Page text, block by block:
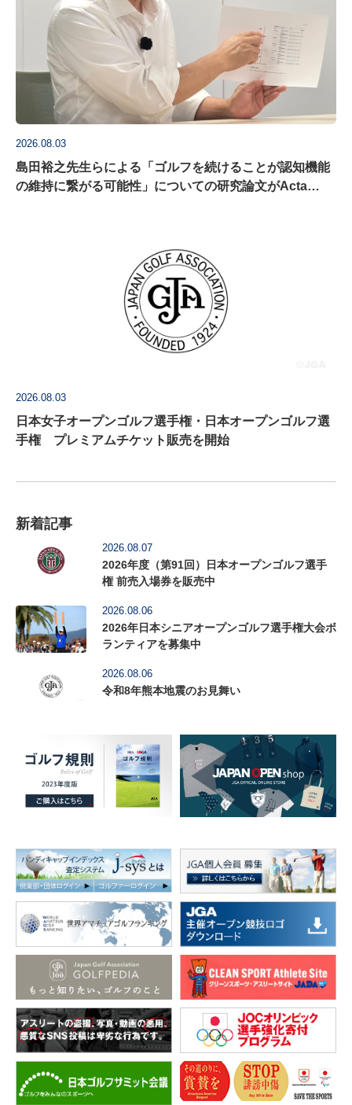
2026.08.03
島田裕之先生らによる「ゴルフを続けることが認知機能
の維持に繋がる可能性」についての研究論文がActa
2026.08.03
日本女子オープンゴルフ選手権・日本オープンゴルフ選
手権 プレミアムチケット販売を開始
新着記事
2026.08.07
2026年度（第91回）日本オープンゴルフ選手
権 前売入場券を販売中
2026.08.06
2026年日本シニアオープンゴルフ選手権大会ボ
ランティアを募集中
2026.08.06
令和8年熊本地震のお見舞い